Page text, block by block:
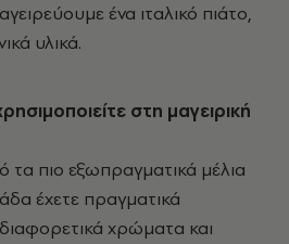
ένα ιταλικό πιάτο,
υλικά.
στη μαγειρική
τα πιο εξωπραγματικά μέλια
έχετε πραγματικά
χρώματα και